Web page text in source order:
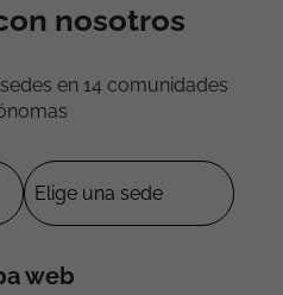
nosotros
en 14 comunidades
web